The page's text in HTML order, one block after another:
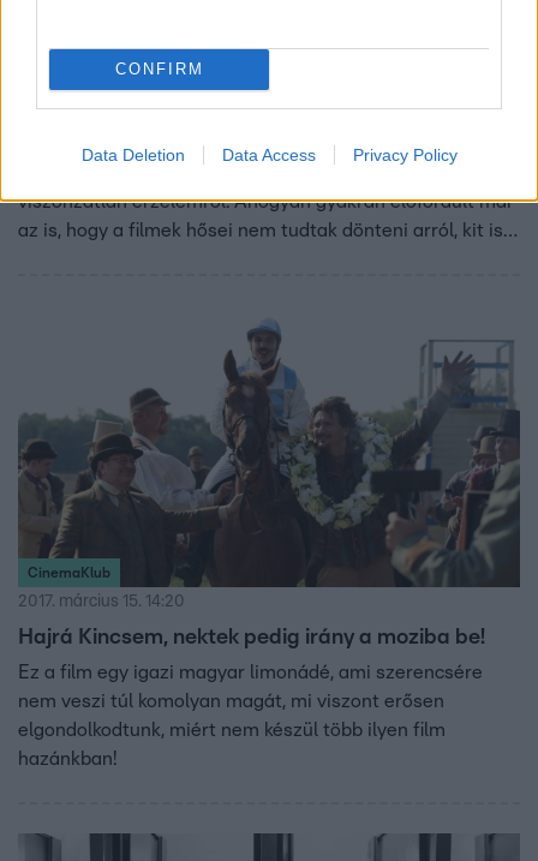
CONFIRM
Data Deletion Data Access Privacy Policy
Lássuk, a filmtörténet leghíresebb szerelmi
háromszögeit!
Bizony a mozivászon nem egy sokoldalú szerelemnek
adott már helyet, legyen szó a giccsességig
viszonzatlan érzelemről. Ahogyan gyakran előfordult már
az is, hogy a filmek hősei nem tudtak dönteni arról, kit is
CinemaKlub
2017. március 15. 14:20
Hajrá Kincsem, nektek pedig irány a moziba be!
Ez a film egy igazi magyar limonádé, ami szerencsére
nem veszi túl komolyan magát, mi viszont erősen
elgondolkodtunk, miért nem készül több ilyen film
hazánkban!